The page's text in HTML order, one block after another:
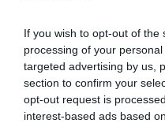
If you wish to opt-out of
processing of your
targeted advertising by us,
section to confirm your
opt-out request is
interest-based ads based
El gravel y el bikepacking
Cada vez más ciclistas
Leer Más